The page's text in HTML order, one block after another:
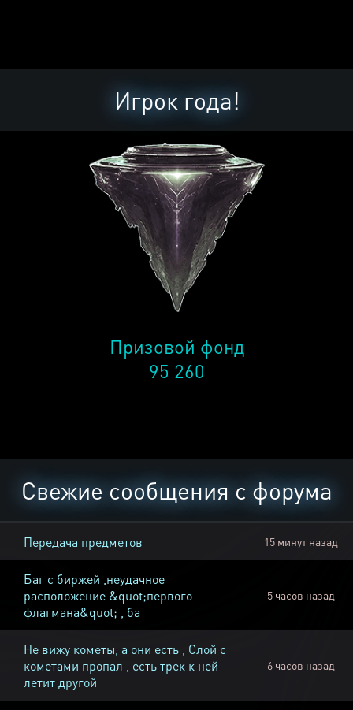
Игрок года!
Призовой фонд
95 260
Свежие сообщения с форума
Передача предметов 15 минут назад
Баг с биржей ,неудачное
расположение &quot;первого
флагмана&quot; , ба
5 часов назад
Не вижу кометы, а они есть , Слой с
кометами пропал , есть трек к ней
летит другой
6 часов назад